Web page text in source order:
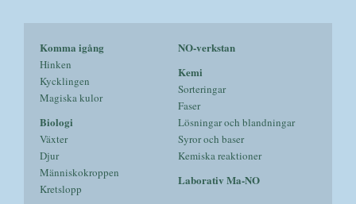
Komma igång
Hinken
Kycklingen
Magiska kulor
Biologi
Växter
Djur
Människokroppen
Kretslopp
NO-verkstan
Kemi
Sorteringar
Faser
Lösningar och blandningar
Syror och baser
Kemiska reaktioner
Laborativ Ma-NO